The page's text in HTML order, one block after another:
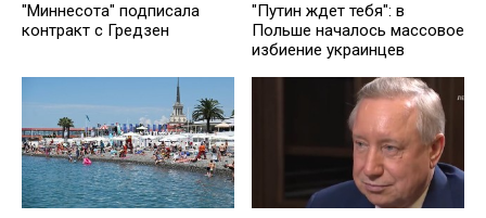
"Миннесота" подписала
контракт с Гредзен
"Путин ждет тебя": в
Польше началось массовое
избиение украинцев